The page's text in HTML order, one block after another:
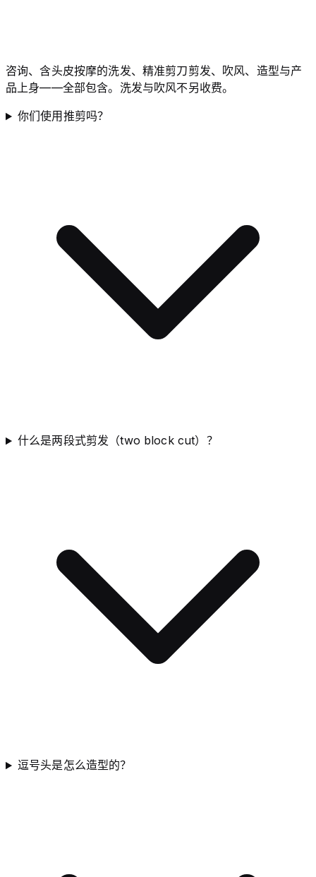
咨询、含头皮按摩的洗发、精准剪刀剪发、吹风、造型与产
品上身——全部包含。洗发与吹风不另收费。
你们使用推剪吗？
什么是两段式剪发（two block cut）？
逗号头是怎么造型的？